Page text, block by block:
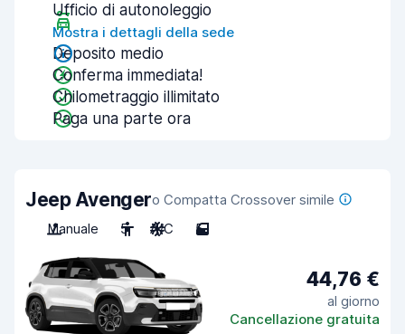
Ufficio di autonoleggio
Mostra i dettagli della sede
Deposito medio
Conferma immediata!
Chilometraggio illimitato
Paga una parte ora
Jeep Avengero Compatta Crossover simile
Manuale
5 A/C 5
44,76 €
al giorno
Cancellazione gratuita